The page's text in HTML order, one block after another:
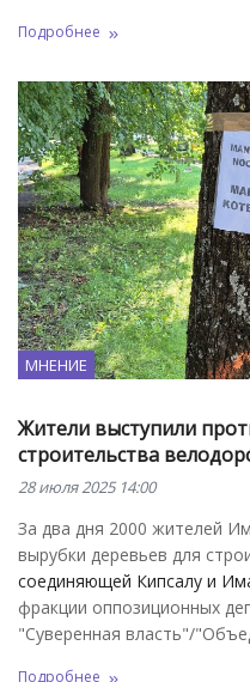
Подробнее
МНЕНИЕ
Жители выступили
строительства
28 июля 2025 14:00
За два дня 2000 жителей
вырубки деревьев для
соединяющей Кипсалу и
фракции оппозиционных
"Суверенная власть"/
Подробнее